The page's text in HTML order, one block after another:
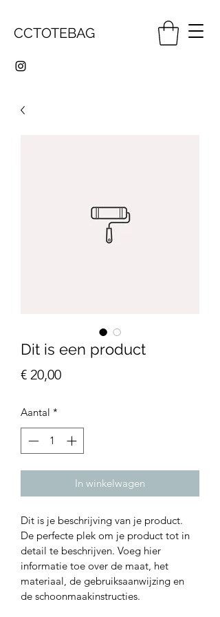
CCTOTEBAG
Dit is een product
€ 20,00Prijs
Aantal *
In winkelwagen
Dit is je beschrijving van je product.
De perfecte plek om je product tot in
detail te beschrijven. Voeg hier
informatie toe over de maat, het
materiaal, de gebruiksaanwijzing en
de schoonmaakinstructies.